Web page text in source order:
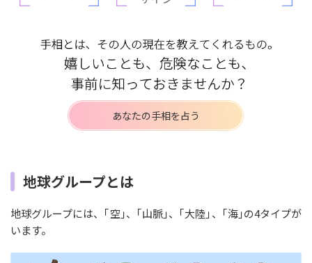
あなたの手相を占う
地球グループとは
地球グループには、｢空｣、｢山脈｣、｢大陸｣、｢海｣の4タイプが
います。